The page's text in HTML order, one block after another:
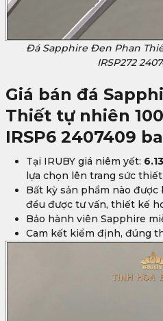
Đá Sapphire Đen Phan
IRSP272
Giá bán đá
Thiết tự nhiên
IRSP6 2407409
Tại IRUBY giá niêm yết:
lựa chọn lên trang sức
Bất kỳ sản phẩm nào
đều được tư vấn, thiết kế
Bảo hành viên Sapphire
Cam kết kiểm định, đúng